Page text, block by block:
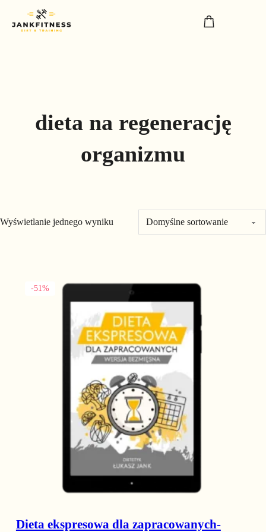
dieta na regenerację
organizmu
Wyświetlanie jednego wyniku
-51%
Dieta ekspresowa dla zapracowanych-